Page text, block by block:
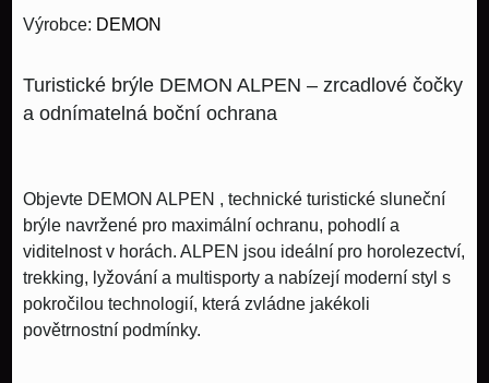
Výrobce: DEMON
Turistické brýle DEMON ALPEN – zrcadlové čočky
a odnímatelná boční ochrana
Objevte DEMON ALPEN , technické turistické sluneční
brýle navržené pro maximální ochranu, pohodlí a
viditelnostv horách. ALPEN jsou ideální pro horolezectví,
trekking, lyžování a multisporty a nabízejí moderní styl s
pokročilou technologií, která zvládne jakékoli
povětrnostní podmínky.